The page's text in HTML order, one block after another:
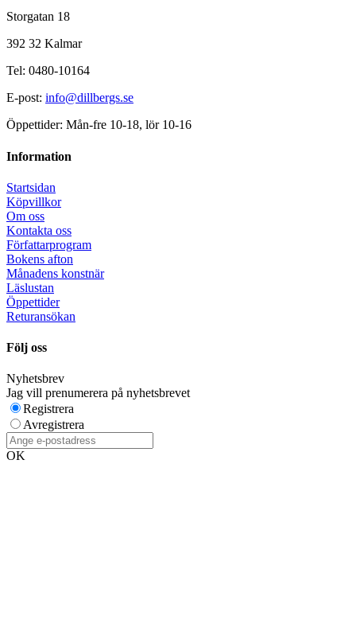
Storgatan 18
392 32 Kalmar
Tel: 0480-10164
E-post: info@dillbergs.se
Öppettider: Mån-fre 10-18, lör 10-16
Information
Startsidan
Köpvillkor
Om oss
Kontakta oss
Författarprogram
Bokens afton
Månadens konstnär
Läslustan
Öppettider
Returansökan
Följ oss
Nyhetsbrev
Jag vill prenumerera på nyhetsbrevet
Registrera
Avregistrera
OK